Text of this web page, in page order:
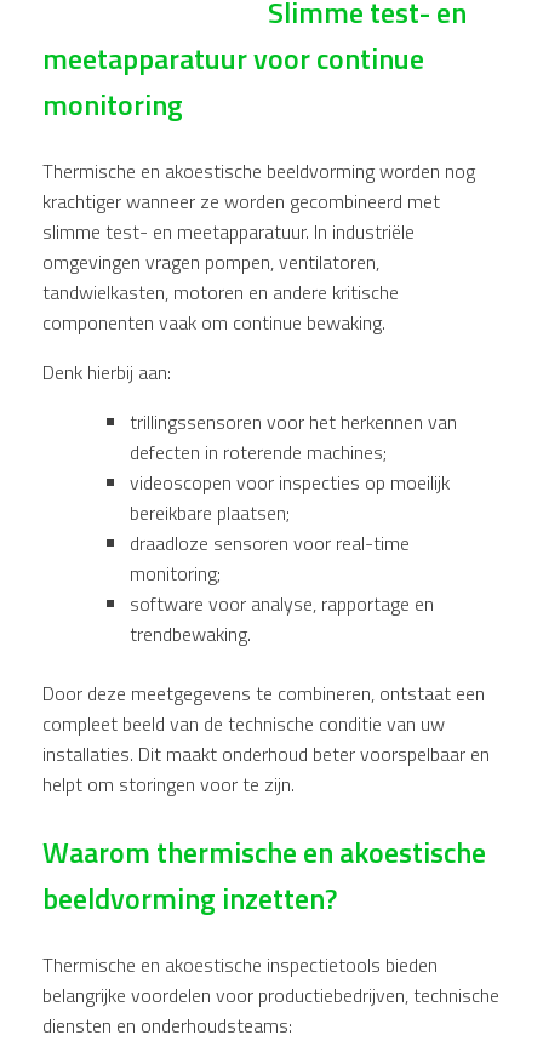
Slimme test- en
meetapparatuur voor continue
monitoring
Thermische en akoestische beeldvorming worden nog
krachtiger wanneer ze worden gecombineerd met
slimme test- en meetapparatuur. In industriële
omgevingen vragen pompen, ventilatoren,
tandwielkasten, motoren en andere kritische
componenten vaak om continue bewaking.
Denk hierbij aan:
trillingssensoren voor het herkennen van
defecten in roterende machines;
videoscopen voor inspecties op moeilijk
bereikbare plaatsen;
draadloze sensoren voor real-time
monitoring;
software voor analyse, rapportage en
trendbewaking.
Door deze meetgegevens te combineren, ontstaat een
compleet beeld van de technische conditie van uw
installaties. Dit maakt onderhoud beter voorspelbaar en
helpt om storingen voor te zijn.
Waarom thermische en akoestische
beeldvorming inzetten?
Thermische en akoestische inspectietools bieden
belangrijke voordelen voor productiebedrijven, technische
diensten en onderhoudsteams: